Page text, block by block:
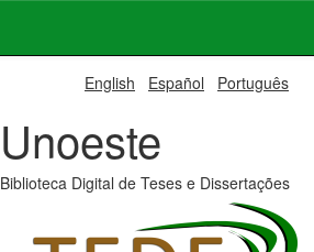
English Español Português
Unoeste
Biblioteca Digital de Teses e Dissertações